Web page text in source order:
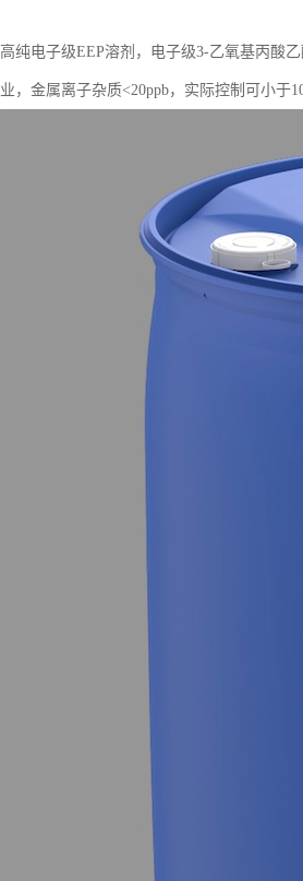
高纯电子级EEP溶剂，电子级3-乙氧基丙酸
业，金属离子杂质<20ppb，实际控制可小于